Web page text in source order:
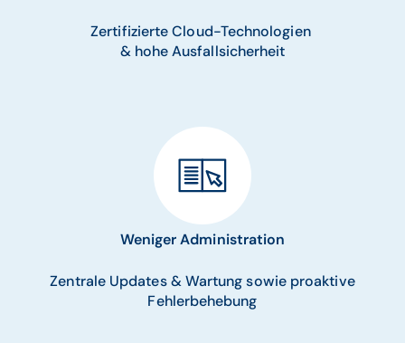
Zertifizierte Cloud-Technologien
& hohe Ausfallsicherheit
Weniger Administration
Zentrale Updates & Wartung sowie proaktive
Fehlerbehebung